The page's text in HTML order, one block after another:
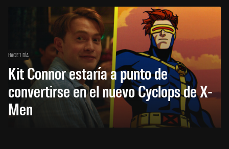
HACE 1 DÍA
Kit Connor estaría a punto de
convertirse en el nuevo Cyclops de X-
Men